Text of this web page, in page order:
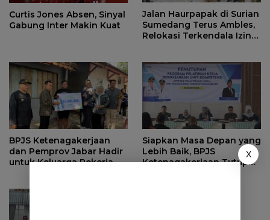
Curtis Jones Absen, Sinyal
Gabung Inter Makin Kuat
Jalan Haurpapak di Surian
Sumedang Terus Ambles,
Relokasi Terkendala Izin
BPJS Ketenagakerjaan
dan Pemprov Jabar Hadir
untuk Keluarga Pekerja,
Siapkan Masa Depan yang
Lebih Baik, BPJS
Ketenagakerjaan Tutup
X